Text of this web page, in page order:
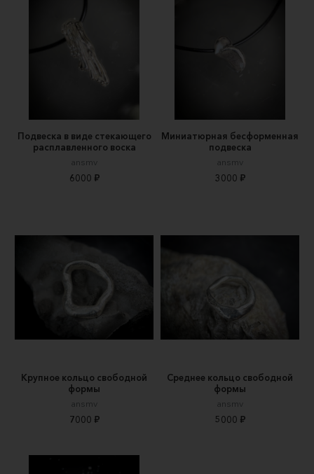
Подвеска в виде стекающего
расплавленного воска
ansmv
6000 ₽
Миниатюрная бесформенная
подвеска
ansmv
3000 ₽
Крупное кольцо свободной
формы
ansmv
7000 ₽
Среднее кольцо свободной
формы
ansmv
5000 ₽